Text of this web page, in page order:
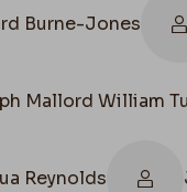
Burne-Jones
Mallord William
Reynolds